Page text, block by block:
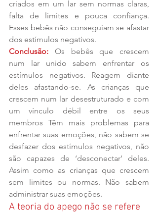
criados em um lar sem normas claras,
falta de limites e pouca confiança.
Esses bebês não conseguiam se afastar
dos estímulos negativos.
Conclusão: Os bebês que crescem
num lar unido sabem enfrentar os
estímulos negativos. Reagem diante
deles afastando-se. As crianças que
crescem num lar desestruturado e com
um vínculo débil entre os seus
membros Têm mais problemas para
enfrentar suas emoções, não sabem se
desfazer dos estímulos negativos, não
são capazes de ‘desconectar’ deles.
Assim como as crianças que crescem
sem limites ou normas. Não sabem
administrar suas emoções.
A teoria do apego não se refere